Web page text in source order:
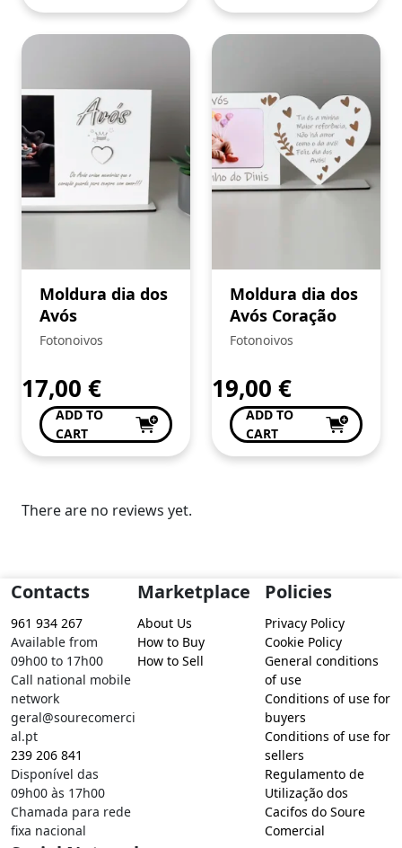
Moldura dia dos
Avós
Fotonoivos
17,00 €
ADD TO
CART
Moldura dia dos
Avós Coração
Fotonoivos
19,00 €
ADD TO
CART
There are no reviews yet.
Contacts
961 934 267
Available from
09h00 to 17h00
Call national mobile
network
geral@sourecomerci
al.pt
239 206 841
Disponível das
09h00 às 17h00
Chamada para rede
fixa nacional
Marketplace
About Us
How to Buy
How to Sell
Policies
Privacy Policy
Cookie Policy
General conditions
of use
Conditions of use for
buyers
Conditions of use for
sellers
Regulamento de
Utilização dos
Cacifos do Soure
Comercial